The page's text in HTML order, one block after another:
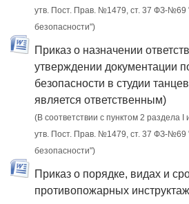
утв. Пост. Прав. №1479, ст. 37 ФЗ-№69
безопасности")
Приказ о назначении
утверждении документации
безопасности в студии
является ответственным)
(В соответствии с пунктом 2 раздела
утв. Пост. Прав. №1479, ст. 37 ФЗ-№69
безопасности")
Приказ о порядке, видах и
противопожарных